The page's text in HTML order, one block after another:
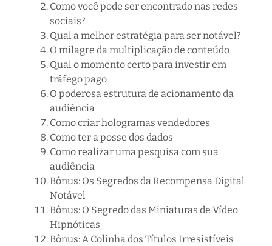
Como você pode ser encontrado nas redes
sociais?
Qual a melhor estratégia para ser notável?
O milagre da multiplicação de conteúdo
Qual o momento certo para investir em
tráfego pago
O poderosa estrutura de acionamento da
audiência
Como criar hologramas vendedores
Como ter a posse dos dados
Como realizar uma pesquisa com sua
audiência
Bônus: Os Segredos da Recompensa Digital
Notável
Bônus: O Segredo das Miniaturas de Vídeo
Hipnóticas
Bônus: A Colinha dos Títulos Irresistíveis